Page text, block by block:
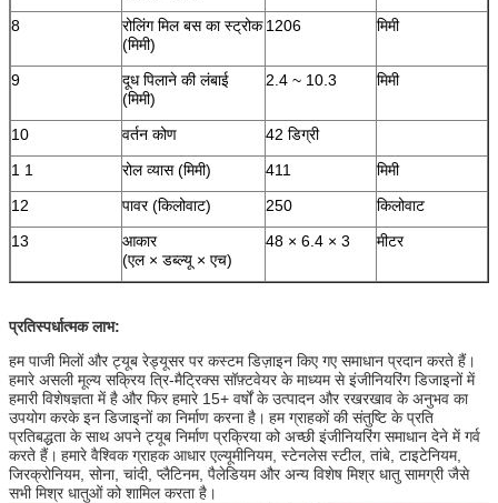
8
रोलिंग मिल बस का स्ट्रोक
(मिमी)
1206 मिमी
9
दूध पिलाने की लंबाई
(मिमी)
2.4 ~ 10.3 मिमी
10 वर्तन कोण
42 डिग्री
1 1
रोल व्यास (मिमी) 411
मिमी
12
पावर (किलोवाट) 250
किलोवाट
13
आकार
(एल × डब्ल्यू × एच)
48 × 6.4 × 3 मीटर
प्रतिस्पर्धात्मक लाभ:
हम पाजी मिलों और ट्यूब रेड्यूसर पर कस्टम डिज़ाइन किए गए समाधान प्रदान करते हैं।
हमारे असली मूल्य सक्रिय त्रि-मैट्रिक्स सॉफ़्टवेयर के माध्यम से इंजीनियरिंग डिजाइनों में
हमारी विशेषज्ञता में है और फिर हमारे 15+ वर्षों के उत्पादन और रखरखाव के अनुभव का
उपयोग करके इन डिजाइनों का निर्माण करना है। हम ग्राहकों की संतुष्टि के प्रति
प्रतिबद्धता के साथ अपने ट्यूब निर्माण प्रक्रिया को अच्छी इंजीनियरिंग समाधान देने में गर्व
करते हैं। हमारे वैश्विक ग्राहक आधार एल्यूमीनियम, स्टेनलेस स्टील, तांबे, टाइटेनियम,
जिरक्रोनियम, सोना, चांदी, प्लैटिनम, पैलेडियम और अन्य विशेष मिश्र धातु सामग्री जैसे
सभी मिश्र धातुओं को शामिल करता है।